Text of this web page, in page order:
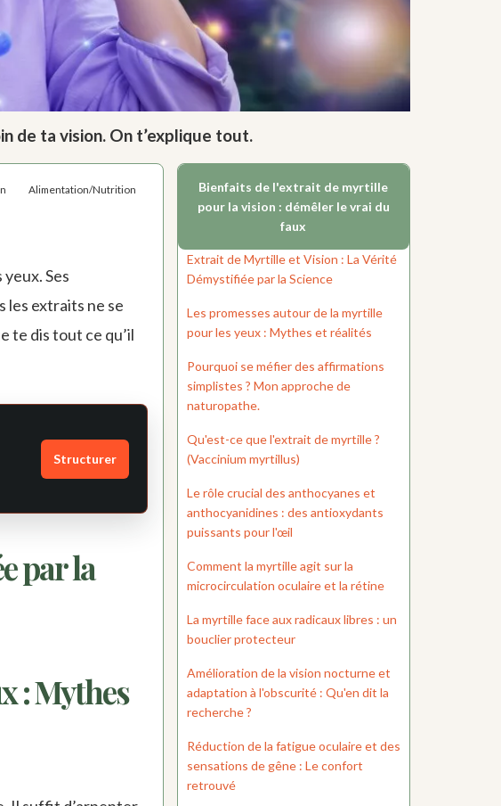
de ta vision. On t’explique tout.
Alimentation/Nutrition
Ses
extraits ne se
te dis tout ce qu’il
Structurer
par la
: Mythes
Bienfaits de l'extrait de myrtille
pour la vision : démêler le vrai du
faux
Extrait de Myrtille et Vision : La Vérité
Démystifiée par la Science
Les promesses autour de la myrtille
pour les yeux : Mythes et réalités
Pourquoi se méfier des affirmations
simplistes ? Mon approche de
naturopathe.
Qu'est-ce que l'extrait de myrtille ?
(Vaccinium myrtillus)
Le rôle crucial des anthocyanes et
anthocyanidines : des antioxydants
puissants pour l'œil
Comment la myrtille agit sur la
microcirculation oculaire et la rétine
La myrtille face aux radicaux libres : un
bouclier protecteur
Amélioration de la vision nocturne et
adaptation à l'obscurité : Qu'en dit la
recherche ?
Réduction de la fatigue oculaire et des
sensations de gêne : Le confort
retrouvé